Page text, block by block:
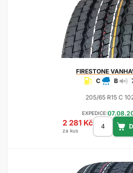
FIRESTONE
C
B
205/65 R15 C
EXPEDICE:
2 281 Kč
za kus